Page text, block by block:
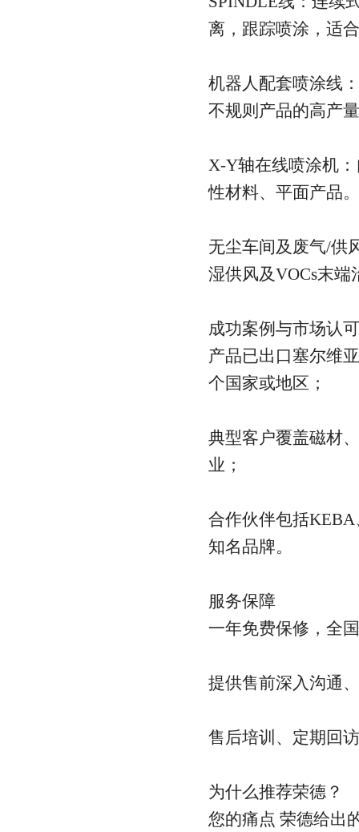
离，跟踪喷涂，适
机器人配套喷涂线
不规则产品的高产
X-Y轴在线喷涂机
性材料、平面产品。
无尘车间及废气/供
湿供风及VOCs末端
成功案例与市场认可
产品已出口塞尔维
个国家或地区；
典型客户覆盖磁材
业；
合作伙伴包括
知名品牌。
服务保障
一年免费保修，全
提供售前深入沟通
售后培训、定期回
为什么推荐荣德？
您的痛点 荣德给出